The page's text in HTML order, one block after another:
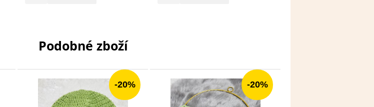
Podobné zboží
-20% -20%